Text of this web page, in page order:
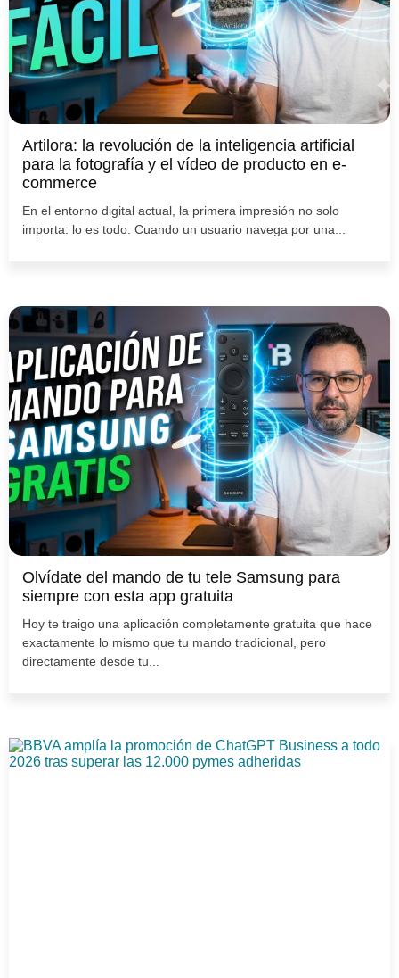
Artilora: la revolución de la inteligencia artificial
para la fotografía y el vídeo de producto en e-
commerce
En el entorno digital actual, la primera impresión no solo
importa: lo es todo. Cuando un usuario navega por una...
Olvídate del mando de tu tele Samsung para
siempre con esta app gratuita
Hoy te traigo una aplicación completamente gratuita que hace
exactamente lo mismo que tu mando tradicional, pero
directamente desde tu...